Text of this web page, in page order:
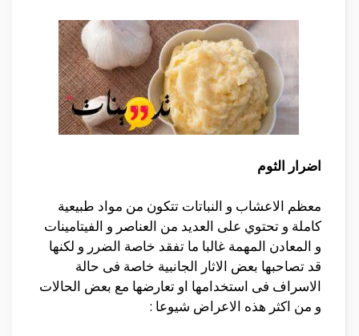
اضرار الثوم
معظم الاعشاب و النباتات تتكون من مواد طبيعية
كاملة و تحتوي على العديد من العناصر و الفيتامينات
و المعادن المهمة غالبا ما تفقد خاصة الضرر و لكنها
قد تصاحبها بعض الاثار الجانبية خاصة فى حالة
الاسراف فى استخدامها او تعارضها مع بعض الحالات
و من اكثر هذه الاعراض شيوعا :